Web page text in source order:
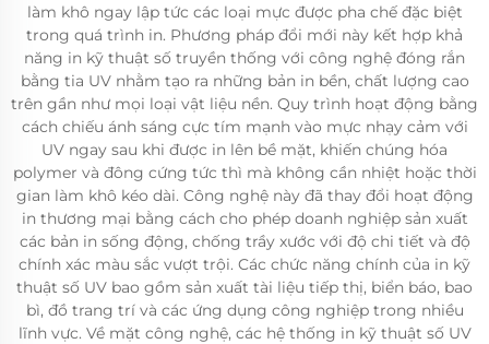
làm khô ngay lập tức các loại mực được pha chế đặc biệt
trong quá trình in. Phương pháp đổi mới này kết hợp khả
năng in kỹ thuật số truyền thống với công nghệ đóng rắn
bằng tia UV nhằm tạo ra những bản in bền, chất lượng cao
trên gần như mọi loại vật liệu nền. Quy trình hoạt động bằng
cách chiếu ánh sáng cực tím mạnh vào mực nhạy cảm với
UV ngay sau khi được in lên bề mặt, khiến chúng hóa
polymer và đông cứng tức thì mà không cần nhiệt hoặc thời
gian làm khô kéo dài. Công nghệ này đã thay đổi hoạt động
in thương mại bằng cách cho phép doanh nghiệp sản xuất
các bản in sống động, chống trầy xước với độ chi tiết và độ
chính xác màu sắc vượt trội. Các chức năng chính của in kỹ
thuật số UV bao gồm sản xuất tài liệu tiếp thị, biển báo, bao
bì, đồ trang trí và các ứng dụng công nghiệp trong nhiều
lĩnh vực. Về mặt công nghệ, các hệ thống in kỹ thuật số UV